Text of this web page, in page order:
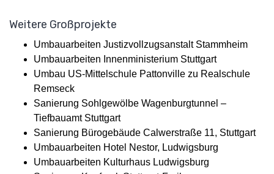
Weitere Großprojekte
Umbauarbeiten Justizvollzugsanstalt Stammheim
Umbauarbeiten Innenministerium Stuttgart
Umbau US-Mittelschule Pattonville zu Realschule
Remseck
Sanierung Sohlgewölbe Wagenburgtunnel –
Tiefbauamt Stuttgart
Sanierung Bürogebäude Calwerstraße 11, Stuttgart
Umbauarbeiten Hotel Nestor, Ludwigsburg
Umbauarbeiten Kulturhaus Ludwigsburg